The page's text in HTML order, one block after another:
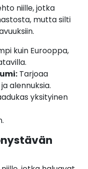
niille, jotka
mutta silti
kuin Eurooppa,
Tarjoaa
alennuksia.
yksityinen